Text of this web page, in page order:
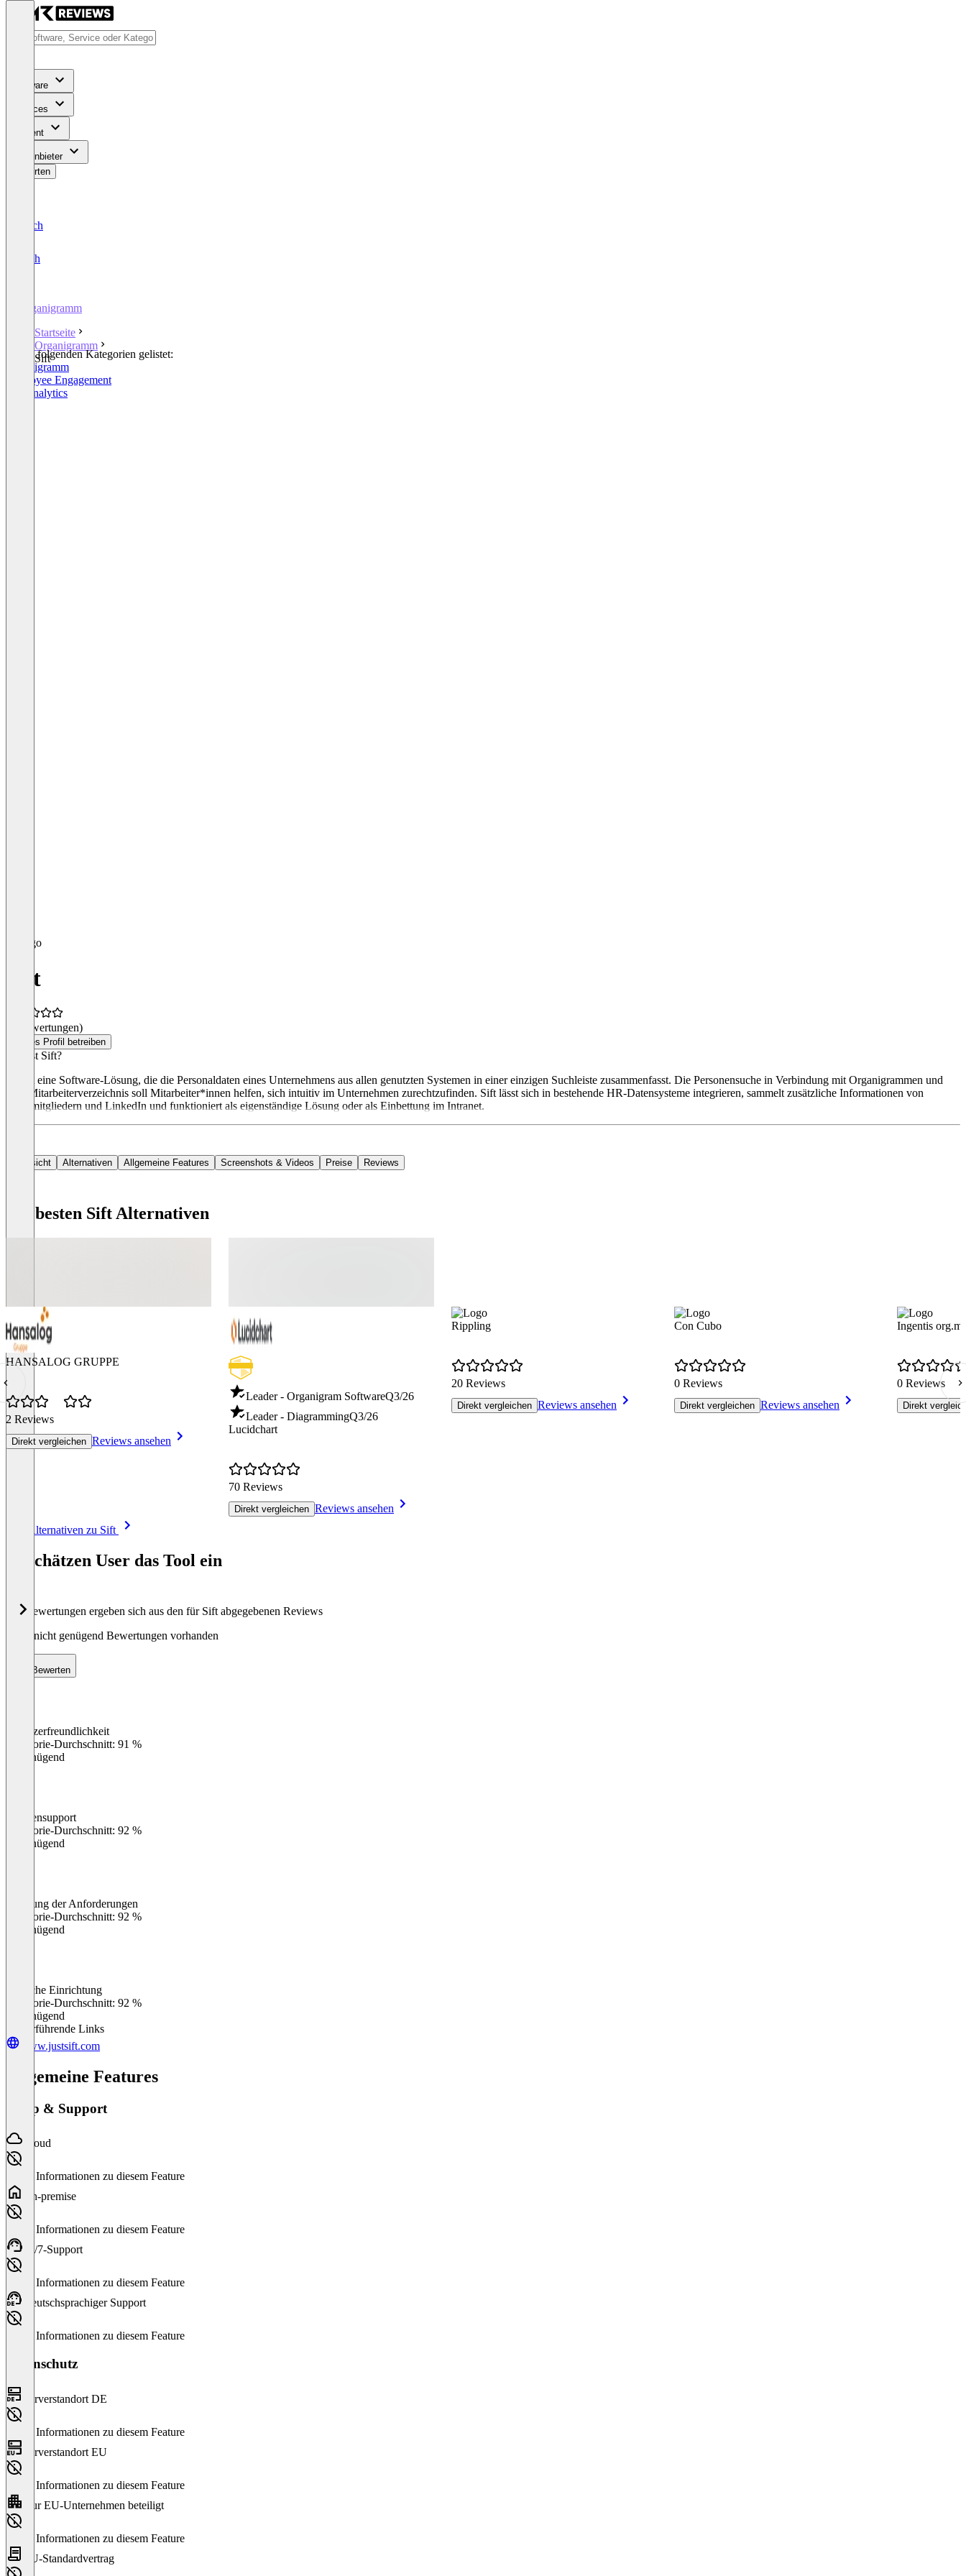
Software
Services
Content
Für Anbieter
Bewerten
Deutsch
English
Organigramm
Startseite
Organigramm
Sift
In den folgenden Kategorien gelistet:
Organigramm
Employee Engagement
HR Analytics
Sift
(0 Bewertungen)
Dieses Profil betreiben
Was ist Sift?
Sift ist eine Software-Lösung, die die Personaldaten eines Unternehmens aus allen genutzten Systemen in einer einzigen Suchleiste zusammenfasst. Die Personensuche in Verbindung mit Organigrammen und
dem Mitarbeiterverzeichnis soll Mitarbeiter*innen helfen, sich intuitiv im Unternehmen zurechtzufinden. Sift lässt sich in bestehende HR-Datensysteme integrieren, sammelt zusätzliche Informationen von
Teammitgliedern und LinkedIn und funktioniert als eigenständige Lösung oder als Einbettung im Intranet.
Übersicht Alternativen Allgemeine Features Screenshots & Videos Preise Reviews
Die besten Sift Alternativen
HANSALOG GRUPPE
2 Reviews
Direkt vergleichen Reviews ansehen
Leader - Organigram SoftwareQ3/26
Leader - DiagrammingQ3/26
Lucidchart
70 Reviews
Direkt vergleichen Reviews ansehen
Rippling
20 Reviews
Direkt vergleichen Reviews ansehen
Con Cubo
0 Reviews
Direkt vergleichen Reviews ansehen
Ingentis
0 Reviews
Direkt
Alle Alternativen zu Sift
So schätzen User das Tool ein
Die Bewertungen ergeben sich aus den für Sift abgegebenen Reviews
Noch nicht genügend Bewertungen vorhanden
Bewerten
Benutzerfreundlichkeit
Kategorie-Durchschnitt: 91 %
Ungenügend
Kundensupport
Kategorie-Durchschnitt: 92 %
Ungenügend
Erfüllung der Anforderungen
Kategorie-Durchschnitt: 92 %
Ungenügend
Einfache Einrichtung
Kategorie-Durchschnitt: 92 %
Ungenügend
Weiterführende Links
www.justsift.com
Allgemeine Features
Setup & Support
Cloud
Keine Informationen zu diesem Feature
On-premise
Keine Informationen zu diesem Feature
24/7-Support
Keine Informationen zu diesem Feature
Deutschsprachiger Support
Keine Informationen zu diesem Feature
Datenschutz
Serverstandort DE
Keine Informationen zu diesem Feature
Serverstandort EU
Keine Informationen zu diesem Feature
Nur EU-Unternehmen beteiligt
Keine Informationen zu diesem Feature
EU-Standardvertrag